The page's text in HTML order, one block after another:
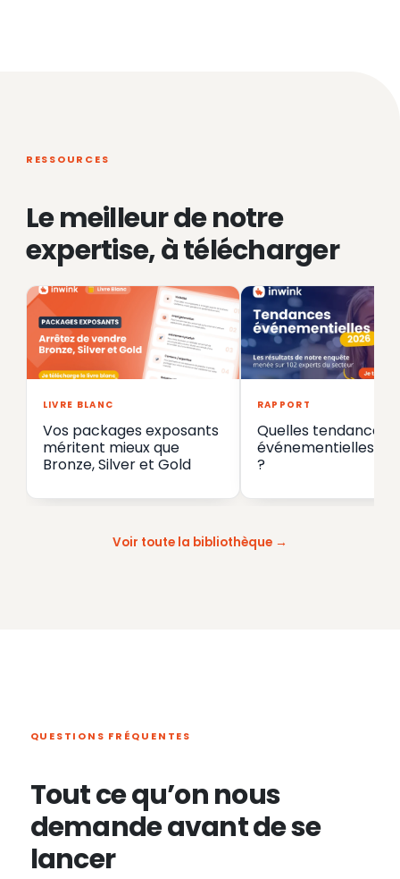
RESSOURCES
Le meilleur de notre
expertise, à télécharger
LIVRE BLANC
Vos packages exposants
méritent mieux que
Bronze, Silver et Gold
RAPPORT
Quelles tendances
événementielles en
?
Voir toute la bibliothèque
QUESTIONS FRÉQUENTES
Tout ce qu’on nous
demande avant de se
lancer